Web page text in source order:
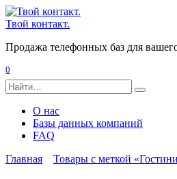
Перейти
к
Твой контакт.
Продажа телефонных баз для
0
Search
for:
О нас
Базы данных компаний
FAQ
Главная
Товары с меткой